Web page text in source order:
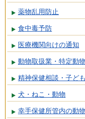
薬物乱用防止
食中毒予防
医療機関向けの通知
動物取扱業・特定動物
精神保健相談・子ど
犬・ねこ・動物
幸手保健所管内の動